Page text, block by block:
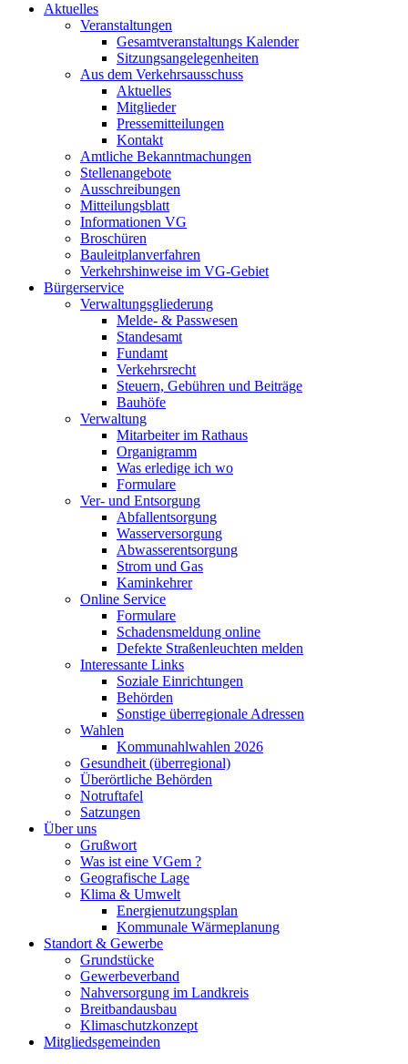
Aktuelles
Veranstaltungen
Gesamtveranstaltungs Kalender
Sitzungsangelegenheiten
Aus dem Verkehrsausschuss
Aktuelles
Mitglieder
Pressemitteilungen
Kontakt
Amtliche Bekanntmachungen
Stellenangebote
Ausschreibungen
Mitteilungsblatt
Informationen VG
Broschüren
Bauleitplanverfahren
Verkehrshinweise im VG-Gebiet
Bürgerservice
Verwaltungsgliederung
Melde- & Passwesen
Standesamt
Fundamt
Verkehrsrecht
Steuern, Gebühren und Beiträge
Bauhöfe
Verwaltung
Mitarbeiter im Rathaus
Organigramm
Was erledige ich wo
Formulare
Ver- und Entsorgung
Abfallentsorgung
Wasserversorgung
Abwasserentsorgung
Strom und Gas
Kaminkehrer
Online Service
Formulare
Schadensmeldung online
Defekte Straßenleuchten melden
Interessante Links
Soziale Einrichtungen
Behörden
Sonstige überregionale Adressen
Wahlen
Kommunahlwahlen 2026
Gesundheit (überregional)
Überörtliche Behörden
Notruftafel
Satzungen
Über uns
Grußwort
Was ist eine VGem ?
Geografische Lage
Klima & Umwelt
Energienutzungsplan
Kommunale Wärmeplanung
Standort & Gewerbe
Grundstücke
Gewerbeverband
Nahversorgung im Landkreis
Breitbandausbau
Klimaschutzkonzept
Mitgliedsgemeinden